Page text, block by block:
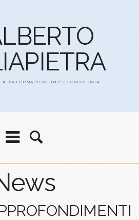
ALTA FORMAZIONE IN PSICONCOLOGIA